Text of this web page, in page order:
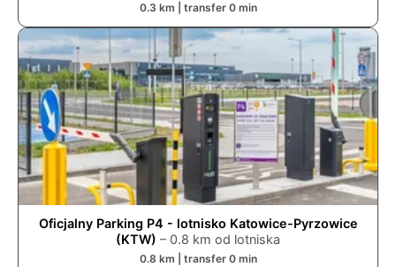
0.3 km | transfer 0min
Oficjalny Parking P4 - lotnisko Katowice-Pyrzowice
(KTW) – 0.8 km od lotniska
0.8 km | transfer 0min